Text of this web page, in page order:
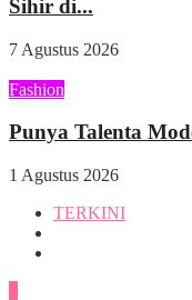
Sihir di...
7 Agustus 2026
Fashion
Punya Talenta
1 Agustus 2026
TERKINI